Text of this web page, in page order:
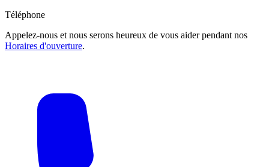
Téléphone
Appelez-nous et nous serons heureux de vous aider pendant nos
Horaires d'ouverture.